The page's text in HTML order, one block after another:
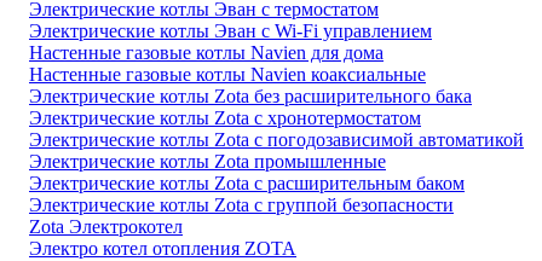
Электрические котлы Эван с термостатом
Электрические котлы Эван с Wi-Fi управлением
Настенные газовые котлы Navien для дома
Настенные газовые котлы Navien коаксиальные
Электрические котлы Zota без расширительного бака
Электрические котлы Zota с хронотермостатом
Электрические котлы Zota с погодозависимой автоматикой
Электрические котлы Zota промышленные
Электрические котлы Zota с расширительным баком
Электрические котлы Zota с группой безопасности
Zota Электрокотел
Электро котел отопления ZOTA